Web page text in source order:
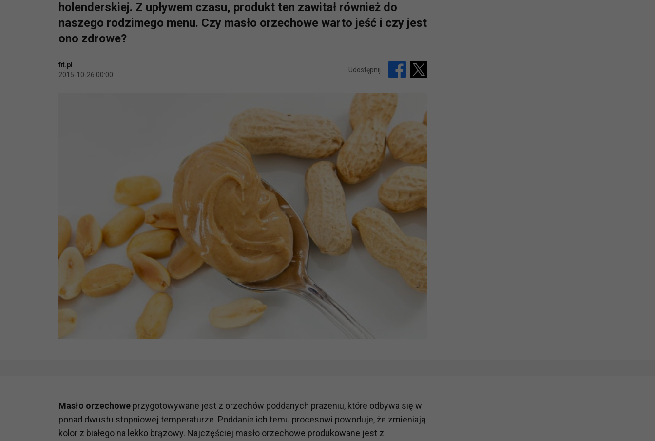
holenderskiej. Z upływem czasu, produkt ten zawitał również do
naszego rodzimego menu. Czy masło orzechowe warto jeść i czy jest
ono zdrowe?
fit.pl
2015-10-26 00:00
Udostępnij
Masło orzechowe przygotowywane jest z orzechów poddanych prażeniu, które odbywa się w
ponad dwustu stopniowej temperaturze. Poddanie ich temu procesowi powoduje, że zmieniają
kolor z białego na lekko brązowy. Najczęściej masło orzechowe produkowane jest z